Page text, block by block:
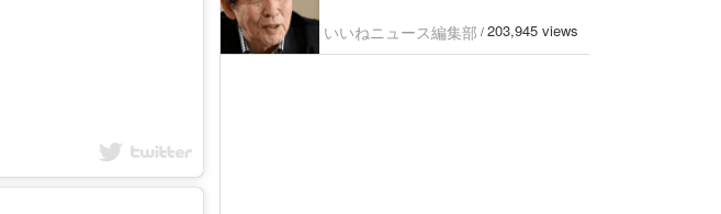
いいねニュース編集部 / 203,945 views